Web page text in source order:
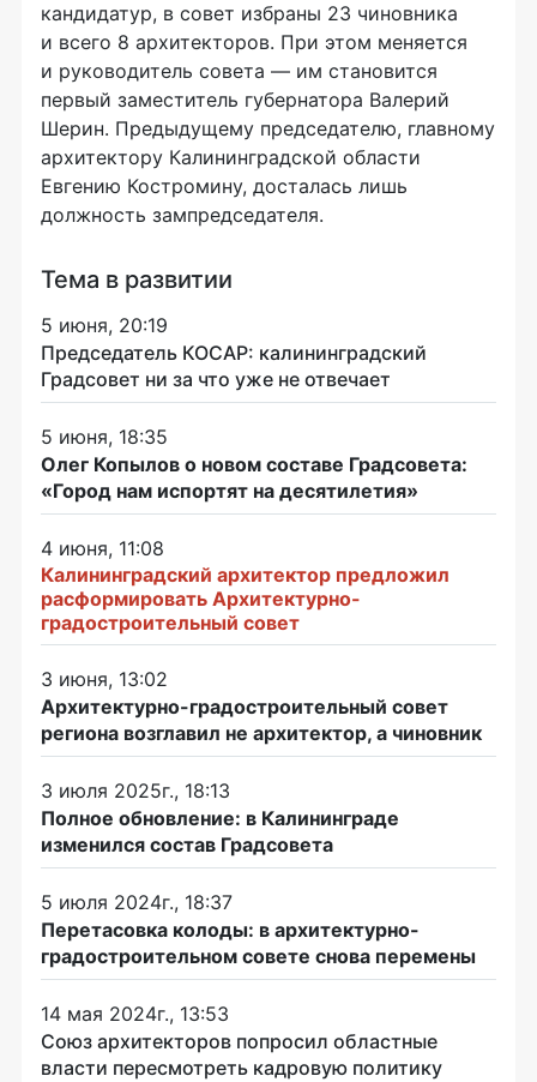
кандидатур, в совет избраны 23 чиновника
и всего 8 архитекторов. При этом меняется
и руководитель совета — им становится
первый заместитель губернатора Валерий
Шерин. Предыдущему председателю, главному
архитектору Калининградской области
Евгению Костромину, досталась лишь
должность зампредседателя.
Тема в развитии
5 июня, 20:19
Председатель КОСАР: калининградский
Градсовет ни за что уже не отвечает
5 июня, 18:35
Олег Копылов о новом составе Градсовета:
«Город нам испортят на десятилетия»
4 июня, 11:08
Калининградский архитектор предложил
расформировать Архитектурно-
градостроительный совет
3 июня, 13:02
Архитектурно-градостроительный совет
региона возглавил не архитектор, а чиновник
3 июля 2025г., 18:13
Полное обновление: в Калининграде
изменился состав Градсовета
5 июля 2024г., 18:37
Перетасовка колоды: в архитектурно-
градостроительном совете снова перемены
14 мая 2024г., 13:53
Союз архитекторов попросил областные
власти пересмотреть кадровую политику